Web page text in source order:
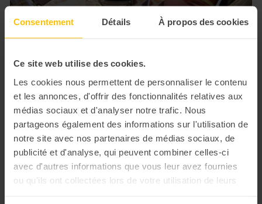
Consentement Détails À propos des cookies
Ce site web utilise des cookies.
Les cookies nous permettent de personnaliser le contenu
et les annonces, d'offrir des fonctionnalités relatives aux
médias sociaux et d'analyser notre trafic. Nous
partageons également des informations sur l'utilisation de
notre site avec nos partenaires de médias sociaux, de
publicité et d'analyse, qui peuvent combiner celles-ci
avec d'autres informations que vous leur avez fournies
ou qu'ils ont collectées lors de votre utilisation de leurs